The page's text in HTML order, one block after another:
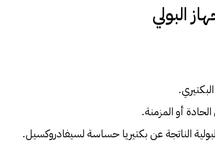
البولي
أو المزمنة.
الناتجة عن بكتيريا حساسة لسيفادروكسيل.